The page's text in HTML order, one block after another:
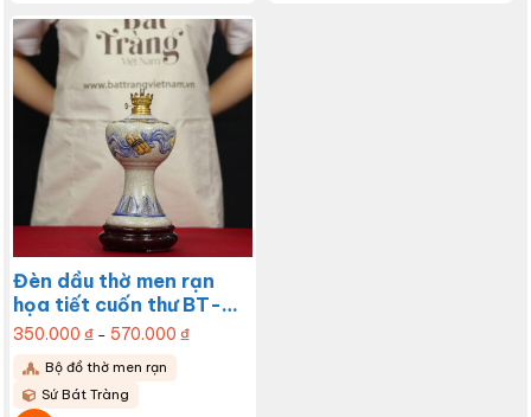
Đèn dầu thờ men rạn
họa tiết cuốn thư BT-
ĐT10
350.000 ₫ – 570.000 ₫Khoảng
giá:
Bộ đồ thờ men rạn
Sứ Bát Tràng
Sản
phẩm
này